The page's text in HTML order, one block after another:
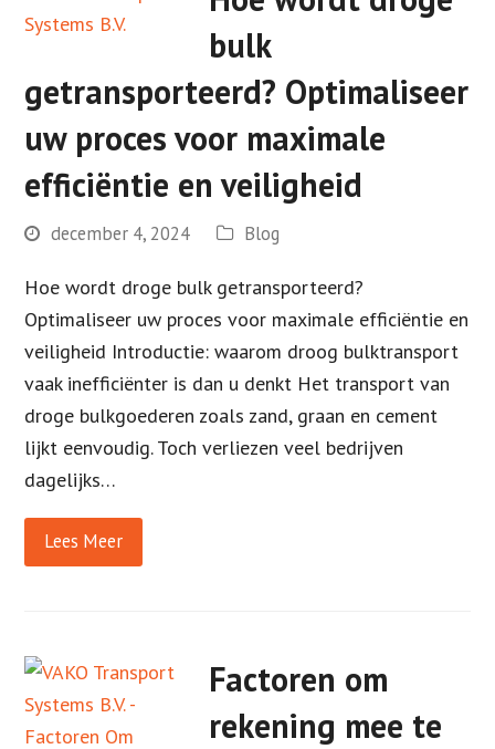
bulk
getransporteerd? Optimaliseer
uw proces voor maximale
efficiëntie en veiligheid
december 4, 2024 Blog
Hoe wordt droge bulk getransporteerd?
Optimaliseer uw proces voor maximale efficiëntie en
veiligheid Introductie: waarom droog bulktransport
vaak inefficiënter is dan u denkt Het transport van
droge bulkgoederen zoals zand, graan en cement
lijkt eenvoudig. Toch verliezen veel bedrijven
dagelijks…
Lees Meer
Factoren om
rekening mee te